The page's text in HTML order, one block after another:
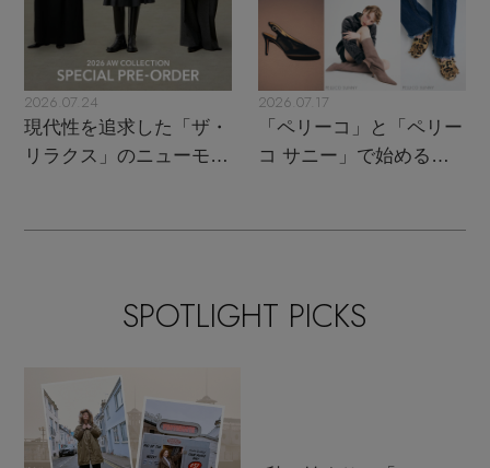
2026.07.24
現代性を追求した「ザ・
リラクス」のニューモダ
2026.07.17
「ペリーコ」と「ペリー
コ サニー」で始める秋
SPOTLIGHT PICKS